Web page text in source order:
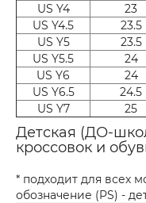
US Y4
23
US Y4.5
23.5
US Y5
23.5
US Y5.5
24
US Y6
24
US Y6.5
24.5
US Y7
25
Детская (ДО-
кроссовок и
* подходит для всех
обозначение (PS) -